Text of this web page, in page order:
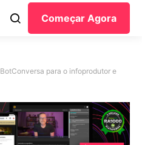
Começar Agora
BotConversa para o infoprodutor e